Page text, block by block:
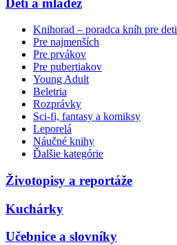
Knihorad – poradca kníh pre deti
Pre najmenších
Pre prvákov
Pre pubertiakov
Young Adult
Beletria
Rozprávky
Sci-fi, fantasy a komiksy
Leporelá
Náučné knihy
Ďalšie kategórie
Životopisy a reportáže
Kuchárky
Učebnice a slovníky